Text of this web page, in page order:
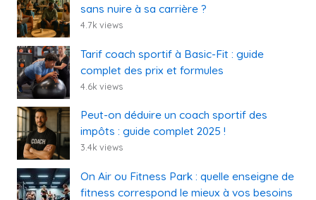
sans nuire à sa carrière ?
4.7k views
Tarif coach sportif à Basic-Fit : guide
complet des prix et formules
4.6k views
Peut-on déduire un coach sportif des
impôts : guide complet 2025 !
3.4k views
On Air ou Fitness Park : quelle enseigne de
fitness correspond le mieux à vos besoins